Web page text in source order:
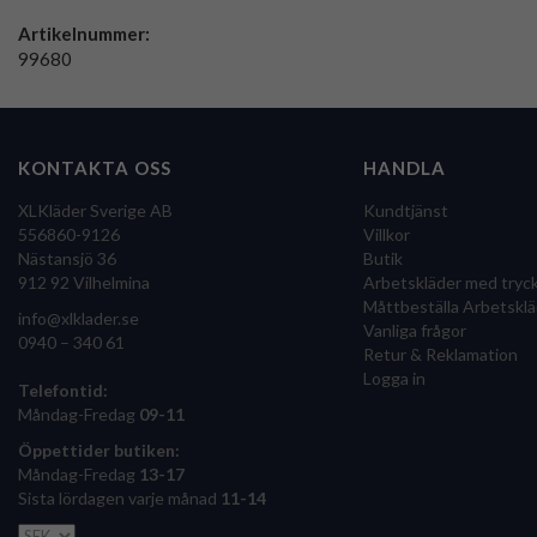
Artikelnummer:
99680
KONTAKTA OSS
XLKläder Sverige AB
556860-9126
Nästansjö 36
912 92 Vilhelmina
info@xlklader.se
0940 – 340 61
Telefontid:
Måndag-Fredag 09-11
Öppettider butiken:
Måndag-Fredag 13-17
Sista lördagen varje månad 11-14
HANDLA
Kundtjänst
Villkor
Butik
Arbetskläder med tryck
Måttbeställa
Vanliga frågor
Retur & Reklamation
Logga in